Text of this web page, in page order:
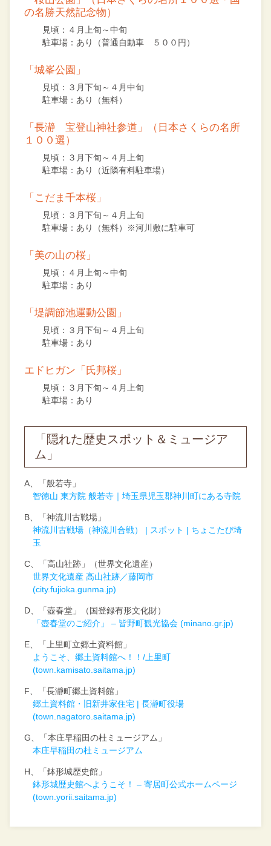
の名勝天然記念物）
見頃：４月上旬～中旬
駐車場：あり（普通自動車 ５００円）
「城峯公園」
見頃：３月下旬～４月中旬
駐車場：あり（無料）
「長瀞 宝登山神社参道」（日本さくらの名所
１００選）
見頃：３月下旬～４月上旬
駐車場：あり（近隣有料駐車場）
「こだま千本桜」
見頃：３月下旬～４月上旬
駐車場：あり（無料）※河川敷に駐車可
「美の山の桜」
見頃：４月上旬～中旬
駐車場：あり
「堤調節池運動公園」
見頃：３月下旬～４月上旬
駐車場：あり
エドヒガン「氏邦桜」
見頃：３月下旬～４月上旬
駐車場：あり
「隠れた歴史スポット＆ミュージア
ム」
A、「般若寺」
智徳山 東方院 般若寺｜埼玉県児玉郡神川町にある寺院
B、「神流川古戦場」
神流川古戦場（神流川合戦） | スポット | ちょこたび埼
玉
C、「高山社跡」（世界文化遺産）
世界文化遺産 高山社跡／藤岡市
(city.fujioka.gunma.jp)
D、「壺春堂」（国登録有形文化財）
「壺春堂のご紹介」 – 皆野町観光協会 (minano.gr.jp)
E、「上里町立郷土資料館」
ようこそ、郷土資料館へ！！/上里町
(town.kamisato.saitama.jp)
F、「長瀞町郷土資料館」
郷土資料館・旧新井家住宅 | 長瀞町役場
(town.nagatoro.saitama.jp)
G、「本庄早稲田の杜ミュージアム」
本庄早稲田の杜ミュージアム
H、「鉢形城歴史館」
鉢形城歴史館へようこそ！ – 寄居町公式ホームページ
(town.yorii.saitama.jp)